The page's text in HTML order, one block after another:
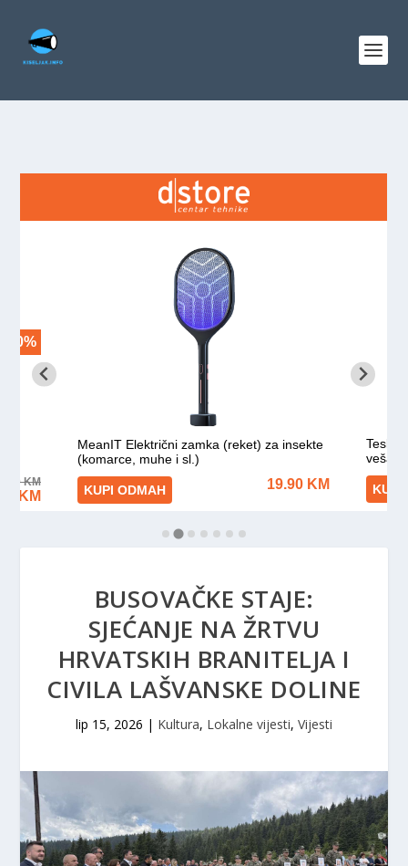
BUSOVAČKE STAJE:
SJEĆANJE NA ŽRTVU
HRVATSKIH BRANITELJA I
CIVILA LAŠVANSKE DOLINE
lip 15, 2026 | Kultura, Lokalne vijesti, Vijesti